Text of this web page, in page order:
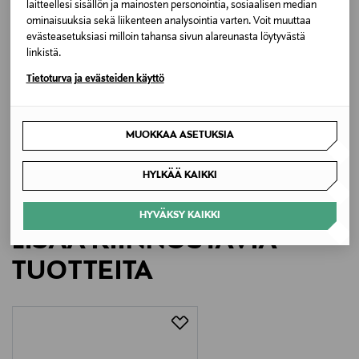
laitteellesi sisällön ja mainosten personointia, sosiaalisen median
ominaisuuksia sekä liikenteen analysointia varten. Voit muuttaa
evästeasetuksiasi milloin tahansa sivun alareunasta löytyvästä
linkistä.
Tietoturva ja evästeiden käyttö
MUOKKAA ASETUKSIA
HYLKÄÄ KAIKKI
HYVÄKSY KAIKKI
BLACK
Koko
Valmistajan tuotenumero
JSLMSCC01_00
IZIPIZI SAS
91 RUE RÉAUMUR, 75002, Paris, France
LISÄÄ KIINNOSTAVIA
TUOTTEITA